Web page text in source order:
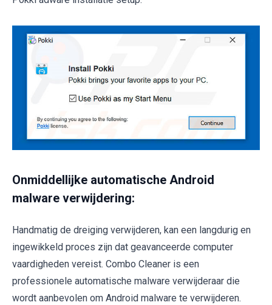
Onmiddellijke automatische Android
malware verwijdering:
Handmatig de dreiging verwijderen, kan een langdurig en
ingewikkeld proces zijn dat geavanceerde computer
vaardigheden vereist. Combo Cleaner is een
professionele automatische malware verwijderaar die
wordt aanbevolen om Android malware te verwijderen.